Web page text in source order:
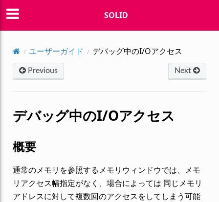
SOLID
ユーザーガイド デバッグ中のI/Oアクセス
Previous Next
デバッグ中のI/Oアクセス
概要
通常のメモリを参照するメモリウィンドウでは、メモ
リアクセス幅指定がなく、場合によっては 同じメモリ
アドレスに対して複数回のアクセスをしてしまう可能